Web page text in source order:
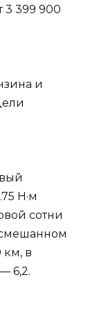
3 399 900
Н·м
сотни
смешанном
км, в
6,2.